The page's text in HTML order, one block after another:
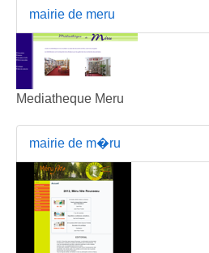
mairie de meru
Mediatheque Meru
mairie de m�ru